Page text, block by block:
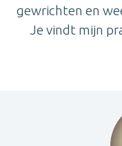
gewrichten en
Je vindt mijn